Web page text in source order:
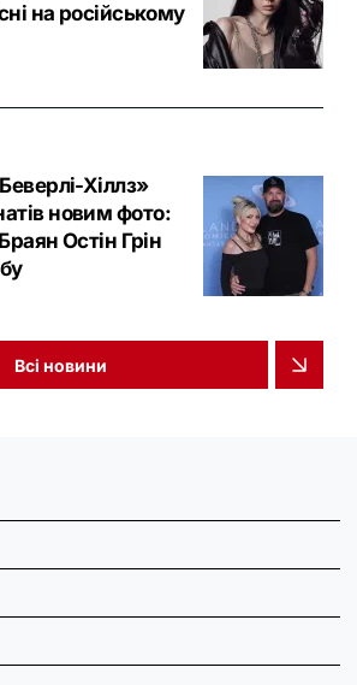
на російському
Хіллз»
новим фото:
Остін Грін
Всі новини